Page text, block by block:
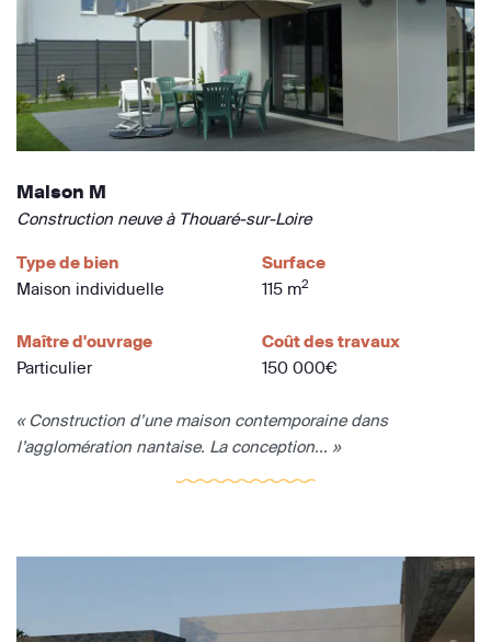
Maison M
Construction neuve à Thouaré-sur-Loire
Type de bien
Maison individuelle
Surface
115 m2
Maître d'ouvrage
Particulier
Coût des travaux
150 000€
« Construction d’une maison contemporaine dans
l’agglomération nantaise. La conception... »